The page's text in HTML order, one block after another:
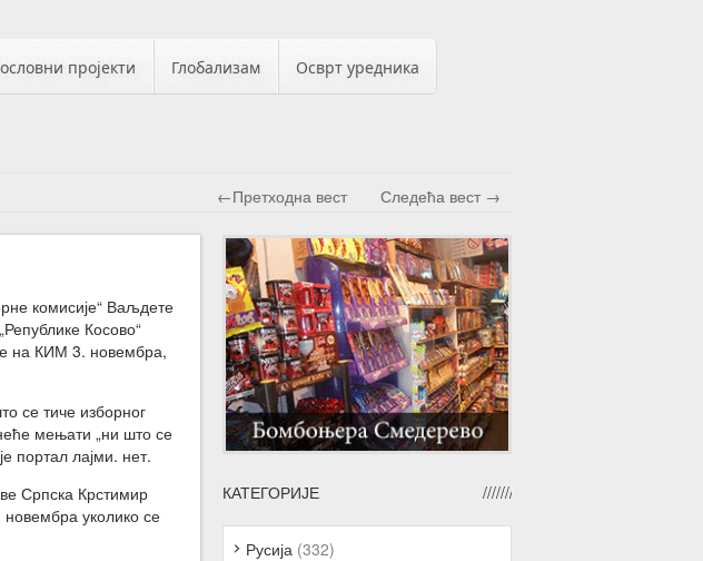
пројекти Глобализам Осврт уредника
←Претходна вест Следећа вест →
комисије“ Ваљдете
Косово“
на КИМ 3. новембра,
се тиче изборног
мењати „ни што се
портал лајми. нет.
Српска Крстимир
новембра уколико се
КАТЕГОРИЈЕ
Русија (332)